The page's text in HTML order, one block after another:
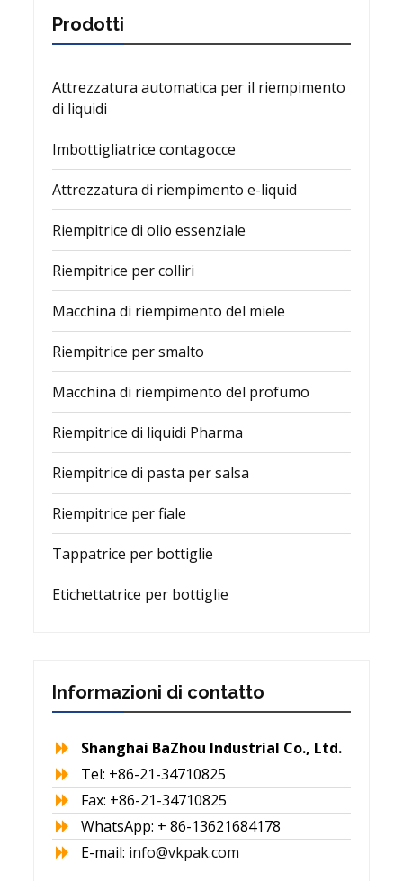
Prodotti
Attrezzatura automatica per il riempimento
di liquidi
Imbottigliatrice contagocce
Attrezzatura di riempimento e-liquid
Riempitrice di olio essenziale
Riempitrice per colliri
Macchina di riempimento del miele
Riempitrice per smalto
Macchina di riempimento del profumo
Riempitrice di liquidi Pharma
Riempitrice di pasta per salsa
Riempitrice per fiale
Tappatrice per bottiglie
Etichettatrice per bottiglie
Informazioni di contatto
Shanghai BaZhou Industrial Co., Ltd.
Tel: +86-21-34710825
Fax: +86-21-34710825
WhatsApp: + 86-13621684178
E-mail: info@vkpak.com